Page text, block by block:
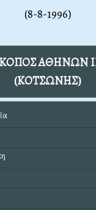
(8-8-1996)
ΑΘΗΝΩΝ
(ΚΟΤΣΩΝΗΣ)